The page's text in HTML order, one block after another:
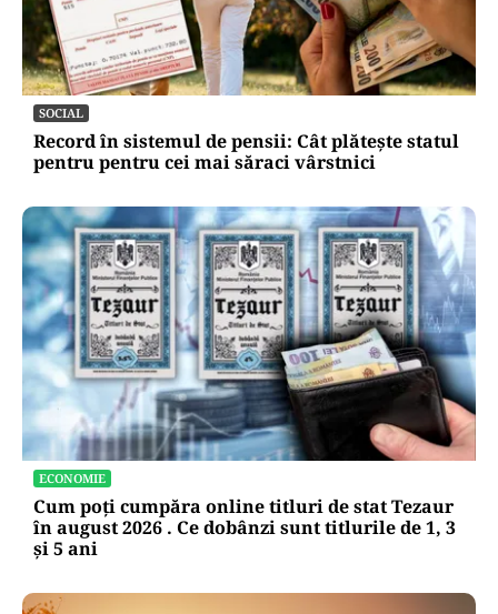
SOCIAL
Record în sistemul de pensii: Cât plătește statul
pentru pentru cei mai săraci vârstnici
ECONOMIE
Cum poți cumpăra online titluri de stat Tezaur
în august 2026 . Ce dobânzi sunt titlurile de 1, 3
și 5 ani